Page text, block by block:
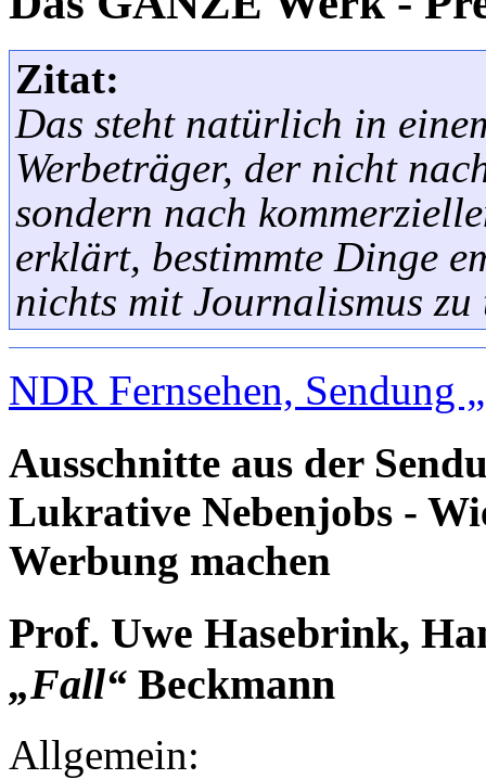
Zitat:
Das steht natürlich in
Werbeträger, der nicht
sondern nach
erklärt, bestimmte Dinge
nichts mit Journalismus zu
NDR Fernsehen, Sendung
Ausschnitte aus der
Lukrative Nebenjobs -
Werbung machen
Prof. Uwe Hasebrink,
„Fall“ Beckmann
Allgemein: